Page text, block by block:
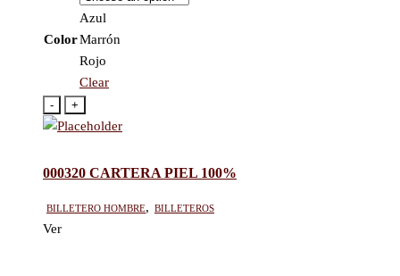
Color
Azul
Marrón
Rojo
Clear
- +
000320 CARTERA PIEL 100%
Billetero hombre, Billeteros
Ver